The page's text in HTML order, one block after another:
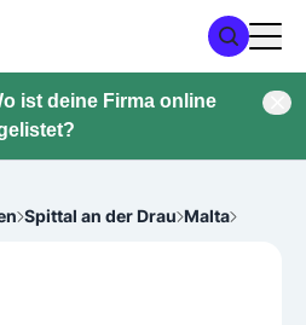
ist deine Firma online
Spittal an der Drau Malta